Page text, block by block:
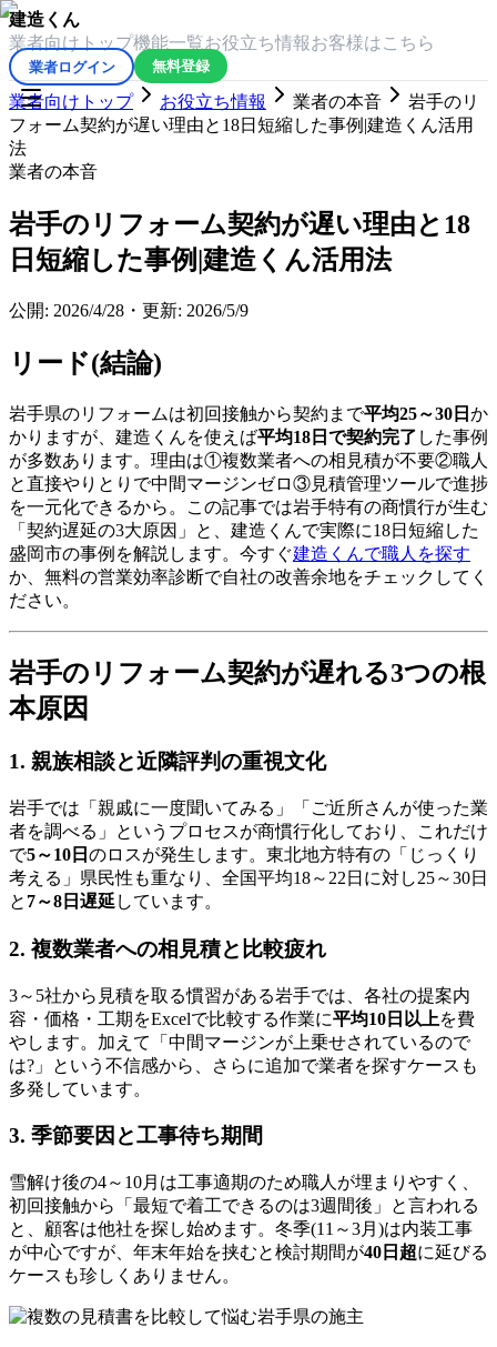
建造くん
業者向けトップ機能一覧お役立ち情報 お客様はこちら
業者ログイン 無料登録
業者向けトップ お役立ち情報 業者の本音
岩手のリ
フォーム契約が遅い理由と18日短縮した事例|建造くん活用
法
業者の本音
岩手のリフォーム契約が遅い理由と18
日短縮した事例|建造くん活用法
公開: 2026/4/28 ・ 更新: 2026/5/9
リード(結論)
岩手県のリフォームは初回接触から契約まで平均25～30日 か
かりますが、建造くんを使えば平均18日で契約完了 した事例
が多数あります。理由は①複数業者への相見積が不要②職人
と直接やりとりで中間マージンゼロ③見積管理ツールで進捗
を一元化できるから。この記事では岩手特有の商慣行が生む
「契約遅延の3大原因」と、建造くんで実際に18日短縮した
盛岡市の事例を解説します。今すぐ建造くんで職人を探す
か、無料の営業効率診断で自社の改善余地をチェックしてく
ださい。
岩手のリフォーム契約が遅れる3つの根
本原因
1. 親族相談と近隣評判の重視文化
岩手では「親戚に一度聞いてみる」「ご近所さんが使った業
者を調べる」というプロセスが商慣行化しており、これだけ
で5～10日 のロスが発生します。東北地方特有の「じっくり
考える」県民性も重なり、全国平均18～22日に対し25～30日
と 7～8日遅延 しています。
2. 複数業者への相見積と比較疲れ
3～5社から見積を取る慣習がある岩手では、各社の提案内
容・価格・工期をExcelで比較する作業に平均10日以上を費
やします。加えて「中間マージンが上乗せされているので
は?」という不信感から、さらに追加で業者を探すケースも
多発しています。
3. 季節要因と工事待ち期間
雪解け後の4～10月は工事適期のため職人が埋まりやすく、
初回接触から「最短で着工できるのは3週間後」と言われる
と、顧客は他社を探し始めます。冬季(11～3月)は内装工事
が中心ですが、年末年始を挟むと検討期間が40日超に延びる
ケースも珍しくありません。